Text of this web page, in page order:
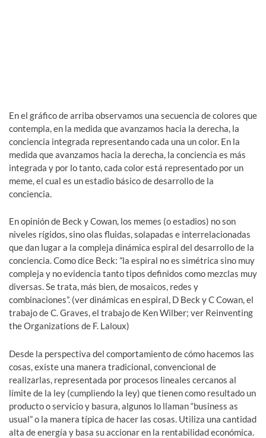
En el gráfico de arriba observamos una secuencia de colores que
contempla, en la medida que avanzamos hacia la derecha, la
conciencia integrada representando cada una un color. En la
medida que avanzamos hacia la derecha, la conciencia es más
integrada y por lo tanto, cada color está representado por un
meme, el cual es un estadio básico de desarrollo de la
conciencia.
En opinión de Beck y Cowan, los memes (o estadios) no son
niveles rígidos, sino olas fluidas, solapadas e interrelacionadas
que dan lugar a la compleja dinámica espiral del desarrollo de la
conciencia. Como dice Beck: ”la espiral no es simétrica sino muy
compleja y no evidencia tanto tipos definidos como mezclas muy
diversas. Se trata, más bien, de mosaicos, redes y
combinaciones”. (ver dinámicas en espiral, D Beck y C Cowan, el
trabajo de C. Graves, el trabajo de Ken Wilber; ver Reinventing
the Organizations de F. Laloux)
Desde la perspectiva del comportamiento de cómo hacemos las
cosas, existe una manera tradicional, convencional de
realizarlas, representada por procesos lineales cercanos al
límite de la ley (cumpliendo la ley) que tienen como resultado un
producto o servicio y basura, algunos lo llaman “business as
usual” o la manera típica de hacer las cosas. Utiliza una cantidad
alta de energía y basa su accionar en la rentabilidad económica.